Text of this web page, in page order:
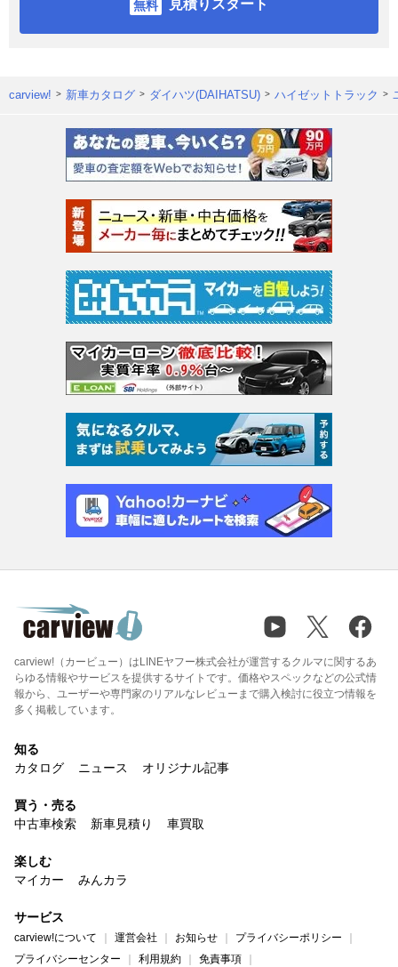
見積りスタート
carview! 新車カタログ ダイハツ(DAIHATSU) ハイゼットトラック
carview!（カービュー）はLINEヤフー株式会社が運営するクルマに関するあ
らゆる情報やサービスを提供するサイトです。価格やスペックなどの公式情
報から、ユーザーや専門家のリアルなレビューまで購入検討に役立つ情報を
多く掲載しています。
知る
カタログ
ニュース オリジナル記事
買う・売る
中古車検索
新車見積り 車買取
楽しむ
マイカー
みんカラ
サービス
carview!について 運営会社 お知らせ
プライバシーポリシー
プライバシーセンター
利用規約 免責事項